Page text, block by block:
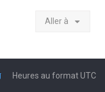
Aller à
Heures au formatUTC